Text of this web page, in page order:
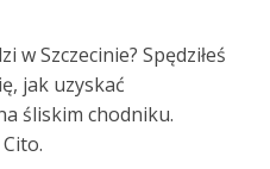
w Szczecinie? Spędziłeś
jak uzyskać
śliskim chodniku.